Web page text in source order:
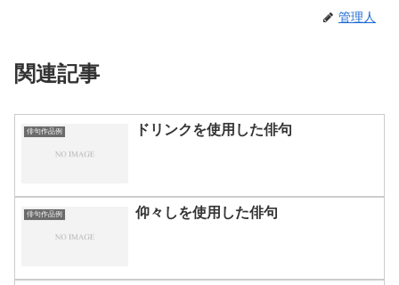
管理人
関連記事
俳句作品例 ドリンクを使用した俳句
俳句作品例 仰々しを使用した俳句